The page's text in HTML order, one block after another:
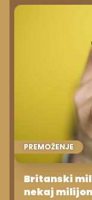
PREMOŽENJE
Britanski
nekaj